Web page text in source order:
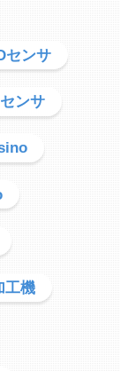
センサ
ンサ
工機